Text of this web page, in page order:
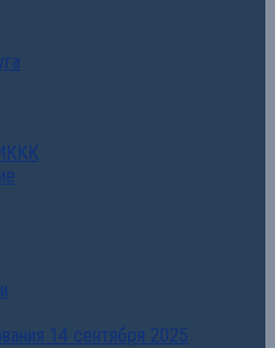
14 сентября 2025